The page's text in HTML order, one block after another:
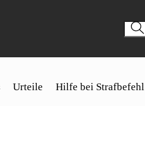
Urteile Hilfe bei Strafbefehl